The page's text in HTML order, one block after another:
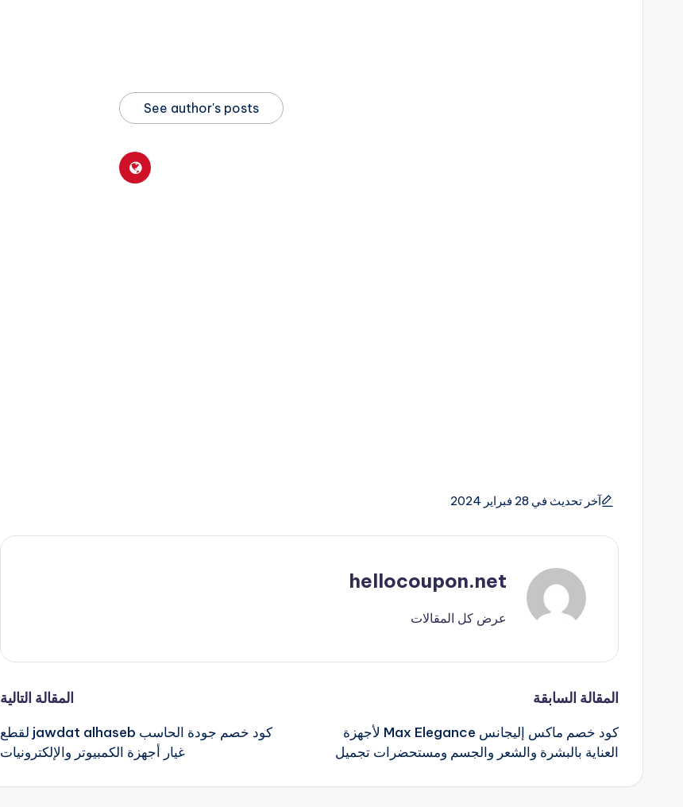
See author's posts
آخر تحديث في 28 فبراير 2024
hellocoupon.net
عرض كل المقالات
تصفّح
المقالات
المقالة السابقة
كود خصم ماكس إليجانس Max Elegance لأجهزة
العناية بالبشرة والشعر والجسم ومستحضرات تجميل
المقالة التالية
كود خصم جودة الحاسب jawdat alhaseb لقطع
غيار أجهزة الكمبيوتر والإلكترونيات